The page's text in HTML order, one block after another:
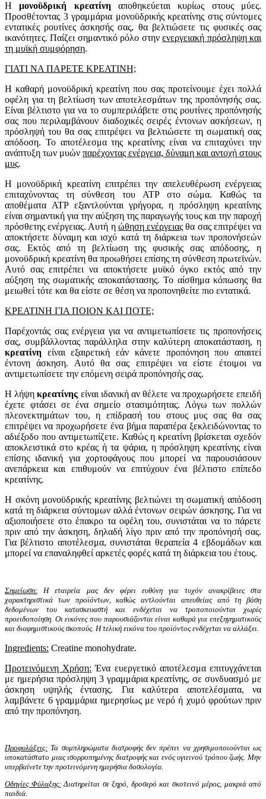
Ημονοϋδρική κρεατίνηαποθηκεύεται κυρίως στους μύες.
Προσθέτοντας 3 γραμμάρια μονοϋδρικής κρεατίνης στις σύντομες
εντατικές ρουτίνες άσκησής σας, θα βελτιώσετε τις φυσικές σας
ικανότητες. Παίζει σημαντικό ρόλο στηνενεργειακή πρόσληψη και
τη μυϊκή συμφόρηση.
ΓΙΑΤΙ ΝΑ ΠΑΡΕΤΕ ΚΡΕΑΤΙΝΗ;
Η καθαρή μονοϋδρική κρεατίνη που σας προτείνουμε έχει πολλά
οφέλη για τη βελτίωση των αποτελεσμάτων της προπόνησής σας.
Είναι βέλτιστο για να το συμπεριλάβετε στις ρουτίνες προπόνησής
σας που περιλαμβάνουν διαδοχικές σειρές έντονων ασκήσεων, η
πρόσληψή του θα σας επιτρέψει να βελτιώσετε τη σωματική σας
απόδοση. Το αποτέλεσμα της κρεατίνης είναι να επιταχύνει την
ανάπτυξη των μυών παρέχοντας ενέργεια, δύναμη και αντοχή στους
μυς.
Η μονοϋδρική κρεατίνη επιτρέπει την απελευθέρωση ενέργειας
επιταχύνοντας τη σύνθεση του ATP στο σώμα. Καθώς τα
αποθέματα ATP εξαντλούνται γρήγορα, η πρόσληψη κρεατίνης
είναι σημαντική για την αύξηση της παραγωγής τους και την παροχή
πρόσθετης ενέργειας. Αυτή η ώθηση ενέργειας θα σας επιτρέψει να
αποκτήσετε δύναμη και ισχύ κατά τη διάρκεια των προπονήσεών
σας. Εκτός από τη βελτίωση της φυσικής σας απόδοσης, η
μονοϋδρική κρεατίνη θα προωθήσει επίσης τη σύνθεση πρωτεϊνών.
Αυτό σας επιτρέπει να αποκτήσετε μυϊκό όγκο εκτός από την
αύξηση της σωματικής αποκατάστασης. Το αίσθημα κόπωσης θα
μειωθεί τότε και θα είστε σε θέση να προπονηθείτε πιο εντατικά.
ΚΡΕΑΤΙΝΗ ΓΙΑ ΠΟΙΟΝ ΚΑΙ ΠΟΤΕ;
Παρέχοντάς σας ενέργεια για να αντιμετωπίσετε τις προπονήσεις
σας, συμβάλλοντας παράλληλα στην καλύτερη αποκατάσταση, η
κρεατίνη είναι εξαιρετική εάν κάνετε προπόνηση που απαιτεί
έντονη άσκηση. Αυτό θα σας επιτρέψει να είστε έτοιμοι να
αντιμετωπίσετε την επόμενη σειρά προπόνησής σας.
Η λήψηκρεατίνης είναι ιδανική αν θέλετε να προχωρήσετε επειδή
έχετε φτάσει σε ένα σημείο στασιμότητας. Λόγω των πολλών
πλεονεκτημάτων του, η επίδρασή του στους μυς σας θα σας
επιτρέψει να προχωρήσετε ένα βήμα παραπέρα ξεκλειδώνοντας το
αδιέξοδο που αντιμετωπίζετε. Καθώς η κρεατίνη βρίσκεται σχεδόν
αποκλειστικά στο κρέας ή τα ψάρια, η πρόσληψη κρεατίνης είναι
επίσης ιδανική για χορτοφάγους που μπορεί να παρουσιάσουν
ανεπάρκεια και επιθυμούν να επιτύχουν ένα βέλτιστο επίπεδο
κρεατίνης.
Η σκόνη μονοϋδρικής κρεατίνης βελτιώνει τη σωματική απόδοση
κατά τη διάρκεια σύντομων αλλά έντονων σειρών άσκησης. Για να
αξιοποιήσετε στο έπακρο τα οφέλη του, συνιστάται να το πάρετε
πριν από την άσκηση, δηλαδή λίγο πριν από την προπόνησή σας.
Για βέλτιστο αποτέλεσμα, συνιστάται θεραπεία 4 εβδομάδων και
μπορεί να επαναληφθεί αρκετές φορές κατά τη διάρκεια του έτους.
Σημείωση: Η εταιρεία μας δεν φέρει ευθύνη για τυχόν ανακρίβειες στα
χαρακτηριστικά των προϊόντων, καθώς αντλούνται απευθείας από τη βάση
δεδομένων του κατασκευαστή και ενδέχεται να τροποποιούνται χωρίς
προειδοποίηση. Οι εικόνες που παρουσιάζονται είναι καθαρά για επεξηγηματικούς
και διαφημιστικούς σκοπούς. Η τελική εικόνα του προϊόντος ενδέχεται να αλλάξει.
Ingredients: Creatine monohydrate.
Προτεινόμενη Χρήση: Ένα ευεργετικό αποτέλεσμα επιτυγχάνεται
με ημερήσια πρόσληψη 3 γραμμάρια κρεατίνης, σε συνδυασμό με
άσκηση υψηλής έντασης. Για καλύτερα αποτελέσματα, να
λαμβάνετε 6 γραμμάρια ημερησίως με νερό ή χυμό φρούτων πριν
από την προπόνηση.
Προφυλάξεις: Τα συμπληρώματα διατροφής δεν πρέπει να χρησιμοποιούνται ως
υποκατάστατο μιας ισορροπημένης διατροφής και ενός υγιεινού τρόπου ζωής. Μην
υπερβαίνετε την προτεινόμενη ημερήσια δοσολογία.
Οδηγίες Φύλαξης:Διατηρείται σε ξηρό, δροσερό και σκοτεινό μέρος, μακριά από
παιδιά.